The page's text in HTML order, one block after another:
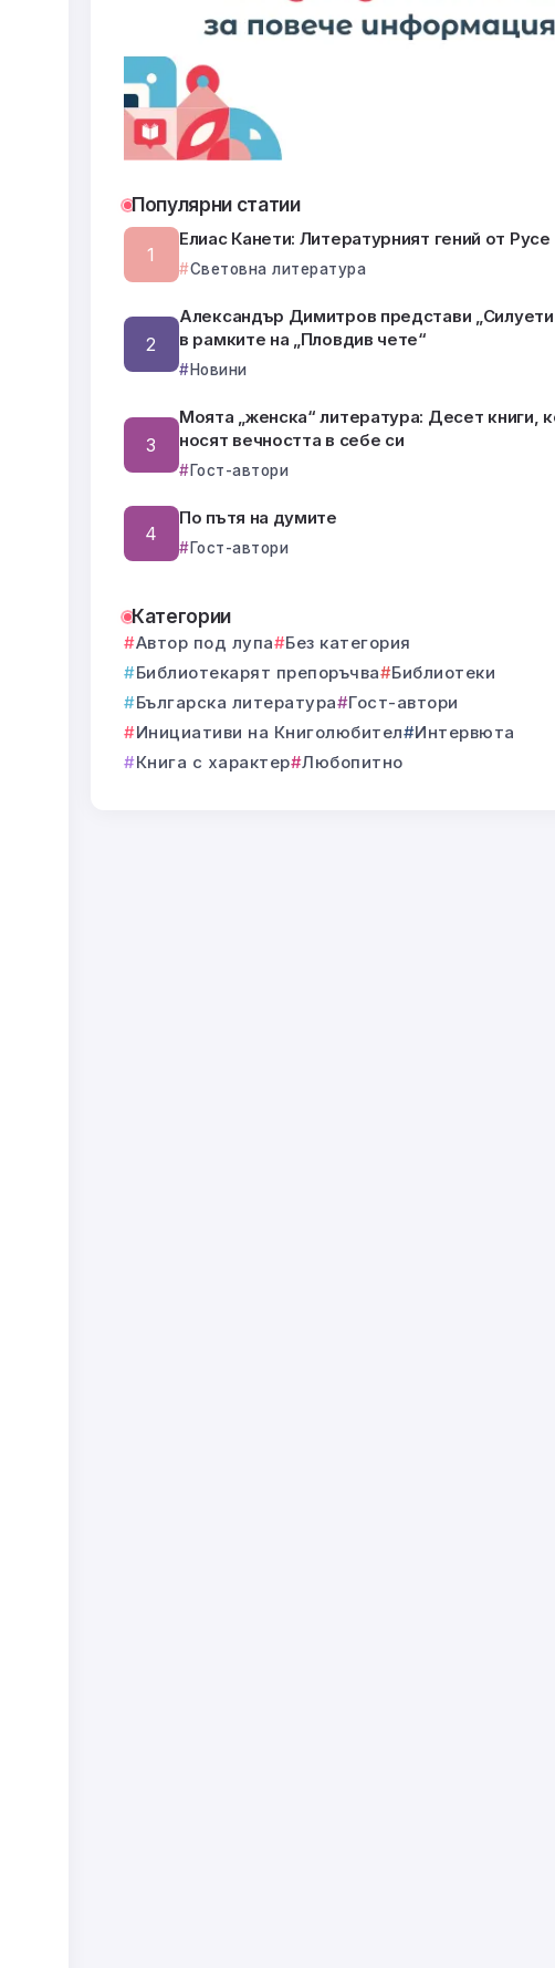
Популярни статии
Елиас Канети: Литературният гений от Русе
Световна литература
Александър Димитров представи „Силуети
в рамките на „Пловдив чете“
Новини
Моята „женска“ литература: Десет книги,
носят вечността в себе си
Гост-автори
По пътя на думите
Гост-автори
Категории
Автор под лупа
Без категория
Библиотекарят препоръчва
Библиотеки
Българска литература
Гост-автори
Инициативи на Книголюбител
Интервюта
Книга с характер Любопитно